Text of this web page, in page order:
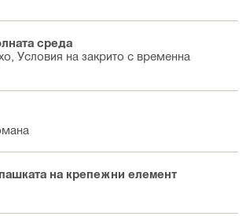
среда
Условия на закрито с временна
на крепежни елемент